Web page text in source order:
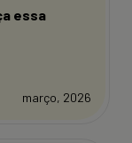
essa
março, 2026